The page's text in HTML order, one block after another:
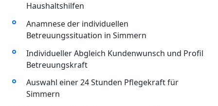
Haushaltshilfen
Anamnese der individuellen
Betreuungssituation in Simmern
Individueller Abgleich Kundenwunsch und Profil
Betreuungskraft
Auswahl einer 24 Stunden Pflegekraft für
Simmern